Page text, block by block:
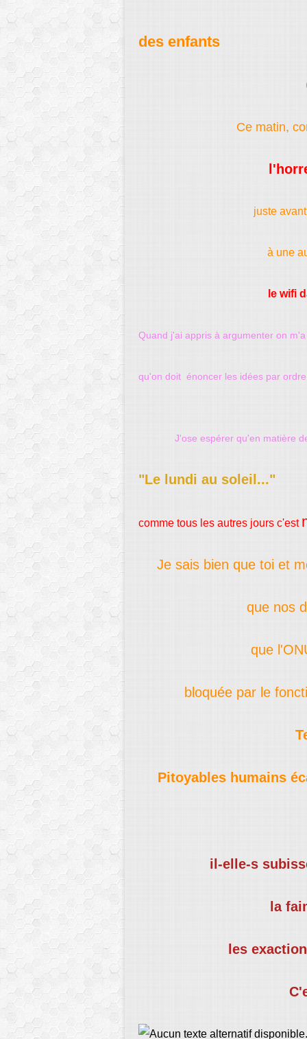
des enfants
Ce matin,
juste
à une
le wifi
Quand j'ai appris à argumenter on
qu'on doit énoncer les idées par
J'ose espérer qu'en matière
"Le lundi au soleil..."
comme tous les autres jours c'est
Je sais bien que toi et
que nos
que
bloquée par le
Pitoyables humains
il-elle-s
la
les